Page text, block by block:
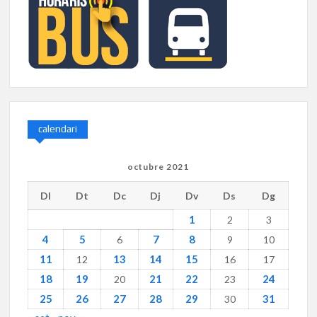
calendari
octubre 2021
Dl Dt Dc Dj Dv Ds Dg
1 2 3
4 5 6 7 8 9 10
11 12 13 14 15 16 17
18 19 20 21 22 23
24
25
26 27 28 29 30
31